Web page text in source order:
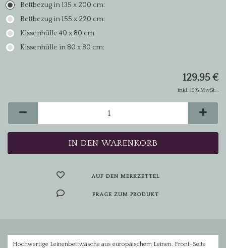
Bettbezug in 135 x 200 cm:
Bettbezug in 155 x 220 cm:
Kissenhülle 40 x 80 cm
Kissenhülle in 80 x 80 cm:
129,95 €
inkl. 19% MwSt. .
AUF DEN MERKZETTEL
FRAGE ZUM PRODUKT
Hochwertige Leinenbettwäsche aus europäischem Leinen. Front-Seite